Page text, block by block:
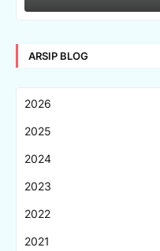
ARSIP BLOG
2026
2025
2024
2023
2022
2021